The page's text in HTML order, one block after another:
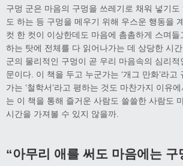
구멍 군은 마음의 구멍을 쓰레기로 채워 넣기도
도 하는 등 구멍을 메우기 위해 우스운 행동을
컷 한 컷이 이상한데도 마음에 촘촘하게 스며들
하는 탓에 전체를 다 읽어나가는 데 상당한 시
군의 물리적인 구멍이 곧 우리 마음속의 심리적
문이다. 이 책을 두고 누군가는 ‘개그 만화’라고
가는 ‘철학서’라고 평하는 것도 마찬가지 이유
는 이 책을 통해 즐거운 사람도 쓸쓸한 사람도
시간을 가져볼 수 있지 않을까.
“아무리 애를 써도 마음에는 구